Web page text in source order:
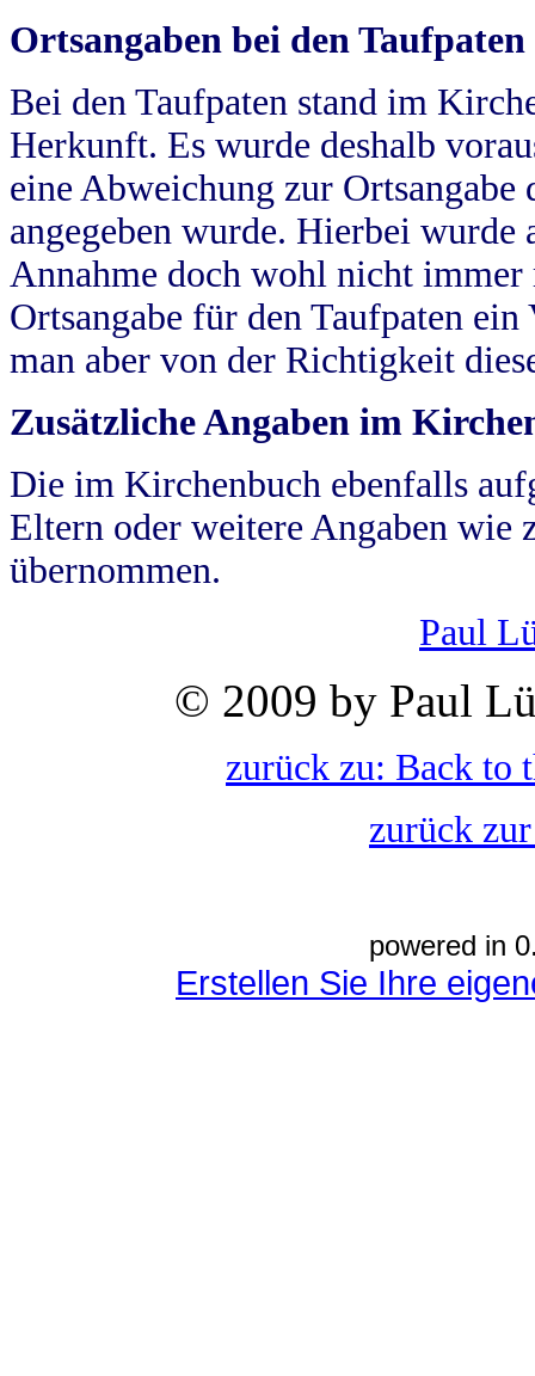
Ortsangaben bei den Taufpaten
Bei den Taufpaten stand im
Herkunft. Es wurde deshalb
eine Abweichung zur
angegeben wurde. Hierbei wurde
Annahme doch wohl nicht
Ortsangabe für den Taufpaten
man aber von der Richtigkeit
Zusätzliche Angaben im
Die im Kirchenbuch ebenfalls
Eltern oder weitere Angaben wie
übernommen.
Paul
© 2009 by Paul
zurück zu: Back to
zurück
powered in
Erstellen Sie Ihre